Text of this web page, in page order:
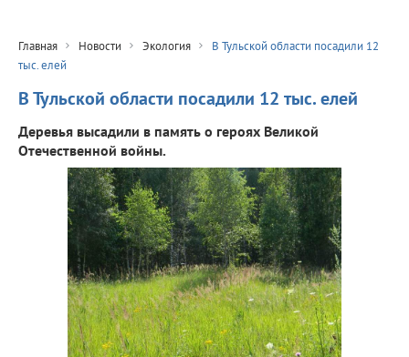
Главная Новости Экология
В Тульской области посадили 12
тыс. елей
В Тульской области посадили 12 тыс. елей
Деревья высадили в память о героях Великой
Отечественной войны.